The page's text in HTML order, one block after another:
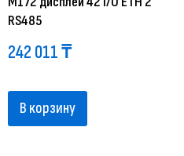
RS485
242 011₸
В корзину